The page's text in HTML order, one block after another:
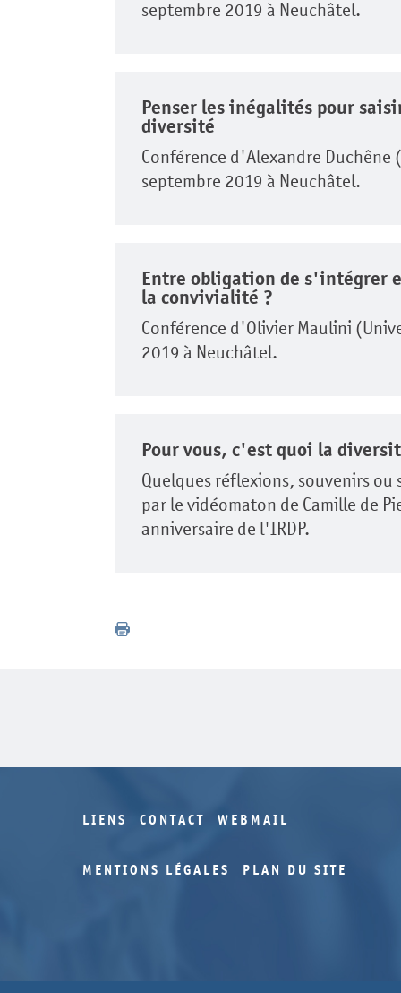
septembre 2019 à Neuchâtel.
Penser les inégalités pour
diversité
Conférence d'Alexandre
septembre 2019 à Neuchâtel.
Entre obligation de s'intégrer
la convivialité ?
Conférence d'Olivier Maulini
2019 à Neuchâtel.
Pour vous, c'est quoi la
Quelques réflexions, souvenirs
par le vidéomaton de Camille de
anniversaire de l'IRDP.
LIENS CONTACT WEBMAIL
MENTIONS LÉGALES PLAN DU SITE